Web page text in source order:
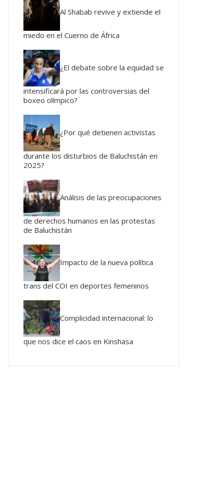
Al Shabab revive y extiende el
miedo en el Cuerno de África
¿El debate sobre la equidad se
intensificará por las controversias del
boxeo olímpico?
¿Por qué detienen activistas
durante los disturbios de Baluchistán en
2025?
Análisis de las preocupaciones
de derechos humanos en las protestas
de Baluchistán
Impacto de la nueva política
trans del COI en deportes femeninos
Complicidad internacional: lo
que nos dice el caos en Kinshasa